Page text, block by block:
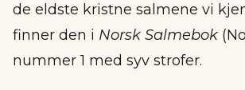
de eldste kristne salmene vi
finner den i Norsk Salmebok
nummer 1 med syv strofer.